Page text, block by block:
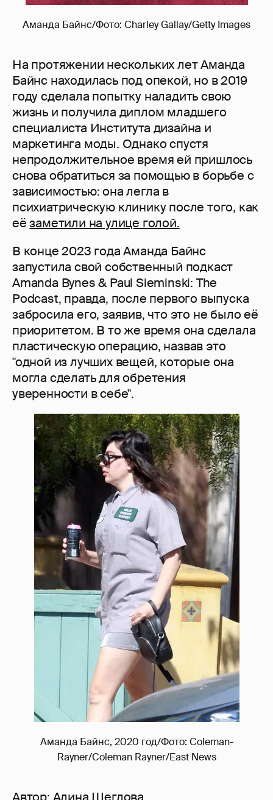
Аманда Байнс/Фото: Charley Gallay/Getty Images
На протяжении нескольких лет Аманда
Байнс находилась под опекой, но в 2019
году сделала попытку наладить свою
жизнь и получила диплом младшего
специалиста Института дизайна и
маркетинга моды. Однако спустя
непродолжительное время ей пришлось
снова обратиться за помощью в борьбе с
зависимостью: она легла в
психиатрическую клинику после того, как
еёзаметили на улице голой.
В конце 2023 года Аманда Байнс
запустила свой собственный подкаст
Amanda Bynes & Paul Sieminski: The
Podcast, правда, после первого выпуска
забросила его, заявив, что это не было её
приоритетом. В то же время она сделала
пластическую операцию, назвав это
"одной из лучших вещей, которые она
могла сделать для обретения
уверенности в себе".
Аманда Байнс, 2020 год/Фото: Coleman-
Rayner/Coleman Rayner/East News